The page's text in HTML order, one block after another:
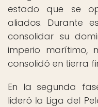
estado que se
aliados. Durante
consolidar su
imperio marítimo,
consolidó en tierra
En la segunda
lideró la Liga del